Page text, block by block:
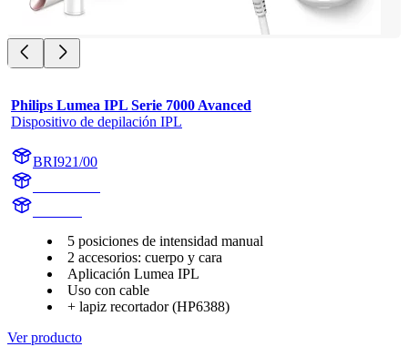
Philips Lumea IPL Serie 7000 Avanced
Dispositivo de depilación IPL
BRI921/00
5 posiciones de intensidad manual
2 accesorios: cuerpo y cara
Aplicación Lumea IPL
Uso con cable
+ lapiz recortador (HP6388)
Ver producto